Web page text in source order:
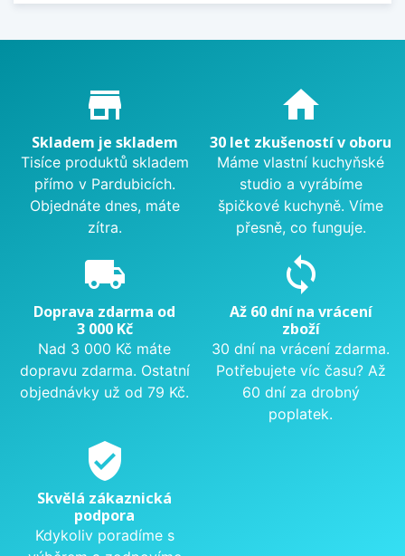
Proč nakupovat u nás?
store_mall_directory
Skladem je skladem
Tisíce produktů skladem
přímo v Pardubicích.
Objednáte dnes, máte
zítra.
home
30 let zkušeností v oboru
Máme vlastní kuchyňské
studio a vyrábíme
špičkové kuchyně. Víme
přesně, co funguje.
local_shipping
Doprava zdarma od
3 000 Kč
Nad 3 000 Kč máte
dopravu zdarma. Ostatní
objednávky už od 79 Kč.
sync
Až 60 dní na vrácení
zboží
30 dní na vrácení zdarma.
Potřebujete víc času? Až
60 dní za drobný
poplatek.
verified_user
Skvělá zákaznická
podpora
Kdykoliv poradíme s